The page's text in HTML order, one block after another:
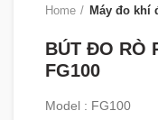
Home Máy đo khí
BÚT ĐO RÒ
FG100
Model : FG100